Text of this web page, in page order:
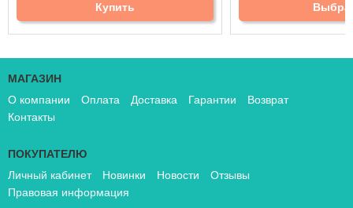
Купить
МАГАЗИН
О компании
Оплата Доставка Гарантии
Возврат
Контакты
ПОКУПАТЕЛЮ
Личный кабинет
Новинки Новости
Отзывы
Правовая информация